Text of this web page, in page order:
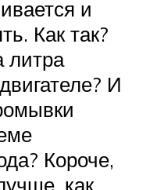
и
Как так?
литра
И
Короче,
как